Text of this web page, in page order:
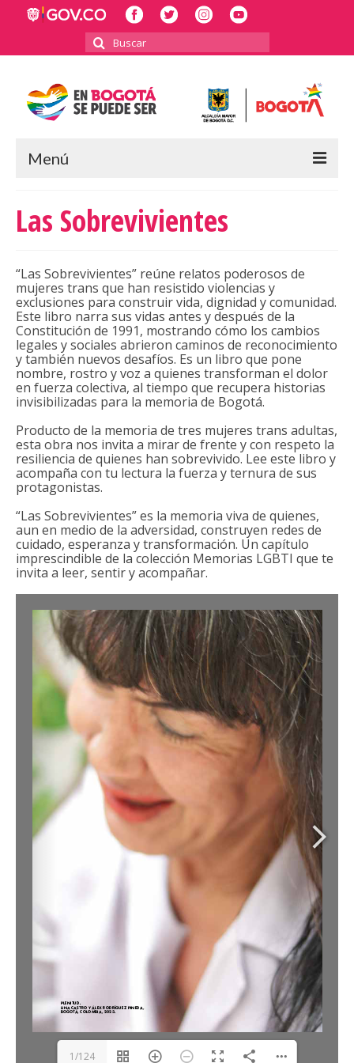
Buscar
por:
Menú
POLÍTICA PÚBLICA LGBTI
RECTORÍA
INFORMES Y BALANCES
2023
2024
2025
PLAN DE ACCIÓN
DOCUMENTO COMPLETO
PRESENTACIÓN
ESTRATEGIAS
CONSEJO CONSULTIVO LGBTI
MANUAL DE MARCA
NOTICIAS
DOCUMENTOS
GALERÍA
SUSCRÍBETE
Las Sobrevivientes
“Las Sobrevivientes” reúne relatos poderosos de
mujeres trans que han resistido violencias y
exclusiones para construir vida, dignidad y comunidad.
Este libro narra sus vidas antes y después de la
Constitución de 1991, mostrando cómo los cambios
legales y sociales abrieron caminos de reconocimiento
y también nuevos desafíos. Es un libro que pone
nombre, rostro y voz a quienes transforman el dolor
en fuerza colectiva, al tiempo que recupera historias
invisibilizadas para la memoria de Bogotá.
Producto de la memoria de tres mujeres trans adultas,
esta obra nos invita a mirar de frente y con respeto la
resiliencia de quienes han sobrevivido. Lee este libro y
acompaña con tu lectura la fuerza y ternura de sus
protagonistas.
“Las Sobrevivientes” es la memoria viva de quienes,
aun en medio de la adversidad, construyen redes de
cuidado, esperanza y transformación. Un capítulo
imprescindible de la colección Memorias LGBTI que te
invita a leer, sentir y acompañar.
1/124